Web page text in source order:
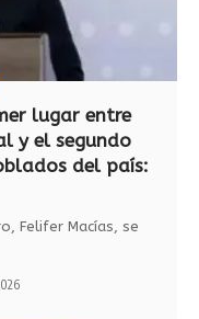
lugar entre
y el segundo
del país:
Felifer Macías, se